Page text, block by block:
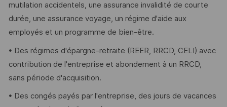
mutilation accidentels, une assurance invalidité de courte
durée, une assurance voyage, un régime d'aide aux
employés et un programme de bien-être.
• Des régimes d'épargne-retraite (REER, RRCD, CELI) avec
contribution de l'entreprise et abondement à un RRCD,
sans période d'acquisition.
• Des congés payés par l'entreprise, des jours de vacances